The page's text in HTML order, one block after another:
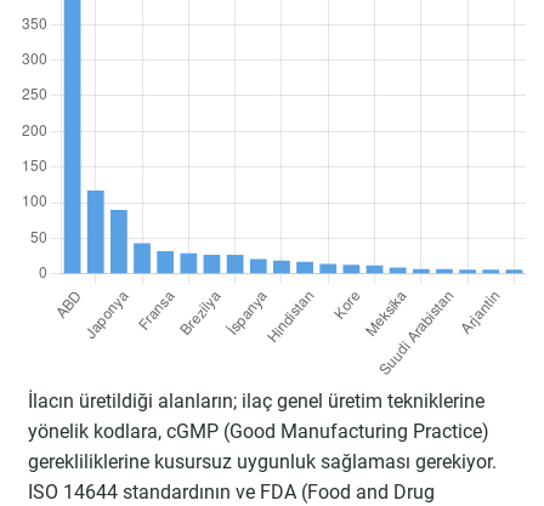
İlacın üretildiği alanların; ilaç genel üretim tekniklerine
yönelik kodlara, cGMP (Good Manufacturing Practice)
gerekliliklerine kusursuz uygunluk sağlaması gerekiyor.
ISO 14644 standardının ve FDA (Food and Drug